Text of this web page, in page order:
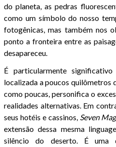
do planeta, as pedras
como um símbolo do nosso
fotogênicas, mas também nos
ponto a fronteira entre as
desapareceu.
É particularmente
localizada a poucos quilômetros
como poucas, personifica o
realidades alternativas. Em
seus hotéis e cassinos, Seven
extensão dessa mesma
silêncio do deserto. É uma